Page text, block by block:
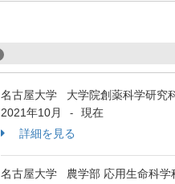
名古屋大学 大学院創薬科学研究
2021年10月
-
現在
詳細を見る
名古屋大学 農学部 応用生命科学